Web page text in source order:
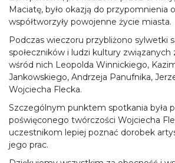
Maciatę, było okazją do przypomnienia
współtworzyły powojenne życie miasta.
Podczas wieczoru przybliżono sylwetki
społeczników i ludzi kultury związanych
wśród nich Leopolda Winnickiego,
Jankowskiego, Andrzeja Panufnika,
Wojciecha Flecka.
Szczególnym punktem spotkania była
poświęconego twórczości Wojciecha
uczestnikom lepiej poznać dorobek
jego prac.